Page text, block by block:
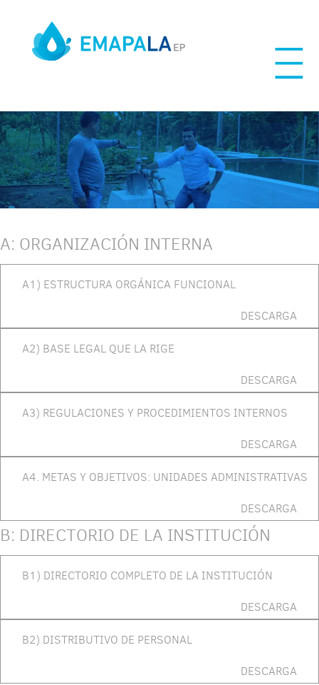
A: ORGANIZACIÓN INTERNA
A1) ESTRUCTURA ORGÁNICA FUNCIONAL
DESCARGA
A2) BASE LEGAL QUE LA RIGE
DESCARGA
A3) REGULACIONES Y PROCEDIMIENTOS INTERNOS
DESCARGA
A4. METAS Y OBJETIVOS: UNIDADES ADMINISTRATIVAS
DESCARGA
B: DIRECTORIO DE LA INSTITUCIÓN
B1) DIRECTORIO COMPLETO DE LA INSTITUCIÓN
DESCARGA
B2) DISTRIBUTIVO DE PERSONAL
DESCARGA